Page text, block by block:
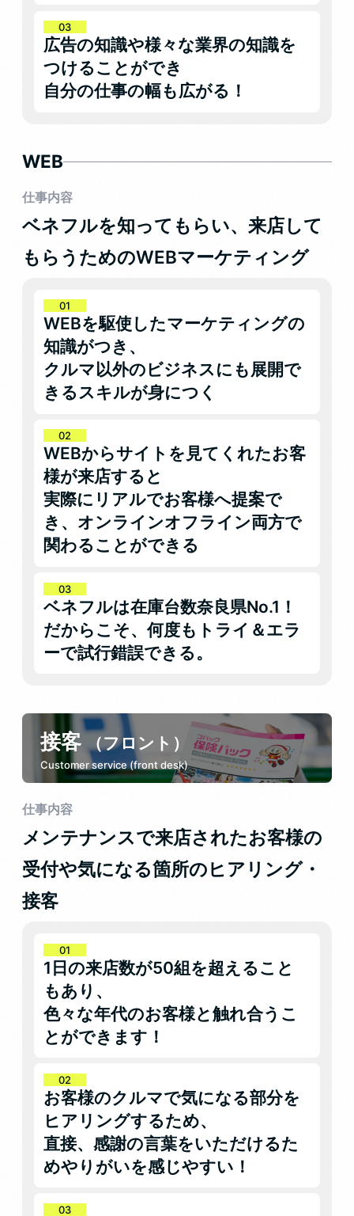
広告の知識や様々な業界の知識を
つけることができ
自分の仕事の幅も広がる！
WEB
仕事内容
ベネフルを知ってもらい、来店して
もらうためのWEBマーケティング
WEBを駆使したマーケティングの
知識がつき、
クルマ以外のビジネスにも展開で
きるスキルが身につく
WEBからサイトを見てくれたお客
様が来店すると
実際にリアルでお客様へ提案で
き、オンラインオフライン両方で
関わることができる
ベネフルは在庫台数奈良県No.1！
だからこそ、何度もトライ＆エラ
ーで試行錯誤できる。
接客 （フロント）
Customer service (front desk)
仕事内容
メンテナンスで来店されたお客様の
受付や気になる箇所のヒアリング・
接客
1日の来店数が50組を超えること
もあり、
色々な年代のお客様と触れ合うこ
とができます！
お客様のクルマで気になる部分を
ヒアリングするため、
直接、感謝の言葉をいただけるた
めやりがいを感じやすい！